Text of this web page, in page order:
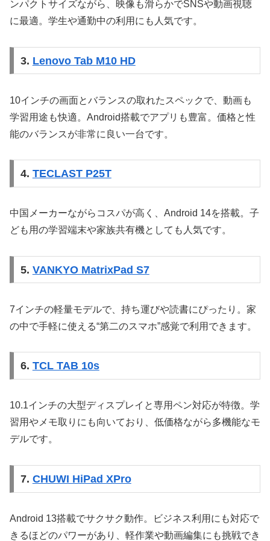
ンパクトサイズながら、映像も滑らかでSNSや動画視聴
に最適。学生や通勤中の利用にも人気です。
3. Lenovo Tab M10 HD
10インチの画面とバランスの取れたスペックで、動画も
学習用途も快適。Android搭載でアプリも豊富。価格と性
能のバランスが非常に良い一台です。
4. TECLAST P25T
中国メーカーながらコスパが高く、Android 14を搭載。子
ども用の学習端末や家族共有機としても人気です。
5. VANKYO MatrixPad S7
7インチの軽量モデルで、持ち運びや読書にぴったり。家
の中で手軽に使える“第二のスマホ”感覚で利用できます。
6. TCL TAB 10s
10.1インチの大型ディスプレイと専用ペン対応が特徴。学
習用やメモ取りにも向いており、低価格ながら多機能なモ
デルです。
7. CHUWI HiPad XPro
Android 13搭載でサクサク動作。ビジネス利用にも対応で
きるほどのパワーがあり、軽作業や動画編集にも挑戦でき